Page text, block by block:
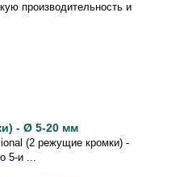
производительность и
- Ø 5-20 мм
(2 режущие кромки) -
5-и ...